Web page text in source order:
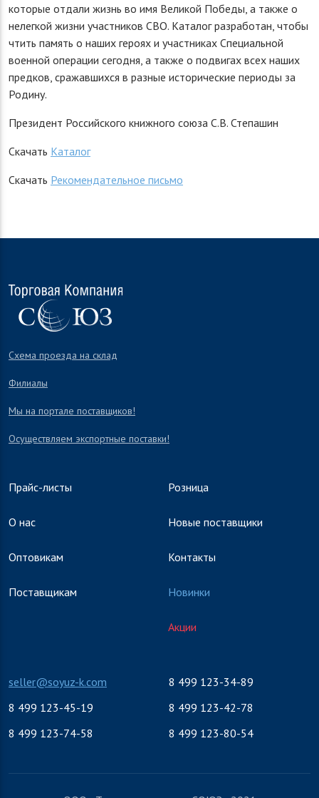
которые отдали жизнь во имя Великой Победы, а также о
нелегкой жизни участников СВО. Каталог разработан, чтобы
чтить память о наших героях и участниках Специальной
военной операции сегодня, а также о подвигах всех наших
предков, сражавшихся в разные исторические периоды за
Родину.
Президент Российского книжного союза С.В. Степашин
Скачать Каталог
Скачать Рекомендательное письмо
Схема проезда на склад
Филиалы
Мы на портале поставщиков!
Осуществляем экспортные поставки!
Прайс-листы
О нас
Оптовикам
Поставщикам
Розница
Новые поставщики
Контакты
Новинки
Акции
seller@soyuz-k.com
8 499 123-34-89
8 499 123-45-19
8 499 123-42-78
8 499 123-74-58
8 499 123-80-54